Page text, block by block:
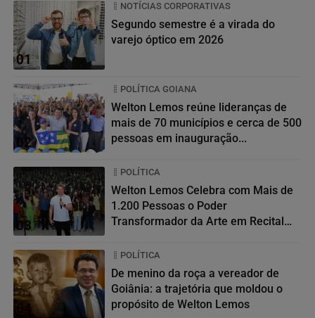
01
NOTÍCIAS CORPORATIVAS
Segundo semestre é a virada do
varejo óptico em 2026
02
POLÍTICA GOIANA
Welton Lemos reúne lideranças de
mais de 70 municípios e cerca de 500
pessoas em inauguração...
03
POLÍTICA
Welton Lemos Celebra com Mais de
1.200 Pessoas o Poder
Transformador da Arte em Recital
04
POLÍTICA
De menino da roça a vereador de
Goiânia: a trajetória que moldou o
propósito de Welton Lemos